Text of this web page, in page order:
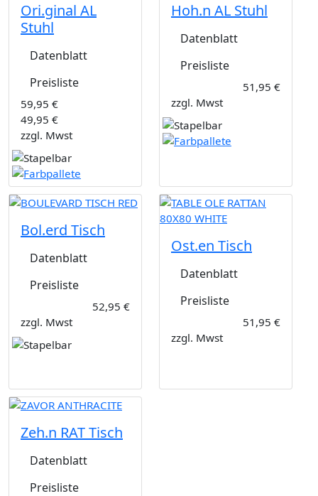
Ori.ginal AL
Stuhl
Datenblatt
Preisliste
59,95 €
49,95 €
zzgl. Mwst
Hoh.n AL Stuhl
Datenblatt
Preisliste
51,95 €
zzgl. Mwst
Bol.erd Tisch
Datenblatt
Preisliste
52,95 €
zzgl. Mwst
Ost.en Tisch
Datenblatt
Preisliste
51,95 €
zzgl. Mwst
Zeh.n RAT Tisch
Datenblatt
Preisliste